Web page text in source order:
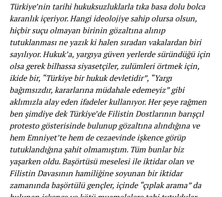
Türkiye’nin tarihi hukuksuzluklarla tıka basa dolu bolca
karanlık içeriyor. Hangi ideolojiye sahip olursa olsun,
hiçbir suçu olmayan birinin gözaltına alınıp
tutuklanması ne yazık ki halen sıradan vakalardan biri
sayılıyor. Hukuk’a, yargıya güven yerlerde süründüğü için
olsa gerek bilhassa siyasetçiler, zulümleri örtmek için,
ikide bir, “Türkiye bir hukuk devletidir”, “Yargı
bağımsızdır, kararlarına müdahale edemeyiz” gibi
aklımızla alay eden ifadeler kullanıyor. Her şeye rağmen
ben şimdiye dek Türkiye’de Filistin Dostlarının barışçıl
protesto gösterisinde bulunup gözaltına alındığına ve
hem Emniyet’te hem de cezaevinde işkence görüp
tutuklandığına şahit olmamıştım. Tüm bunlar biz
yaşarken oldu. Başörtüsü meselesi ile iktidar olan ve
Filistin Davasının hamiliğine soyunan bir iktidar
zamanında başörtülü gençler, içinde “çıplak arama” da